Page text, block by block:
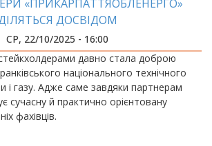
«ПРИКАРПАТТЯОБЛЕНЕРГО»
ДОСВІДОМ
СР, 22/10/2025 - 16:00
стейкхолдерами давно стала доброю
національного технічного
і газу. Адже саме завдяки партнерам
сучасну й практично орієнтовану
фахівців.